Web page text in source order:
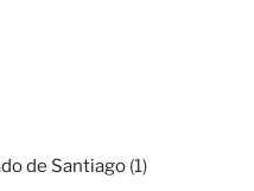
de Santiago (1)